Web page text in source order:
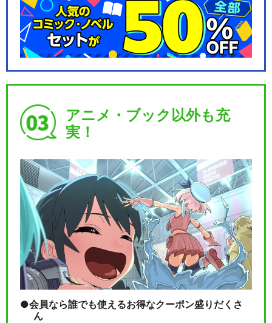
アニメ・ブック以外も充
実！
会員なら誰でも使えるお得なクーポン盛りだくさ
ん